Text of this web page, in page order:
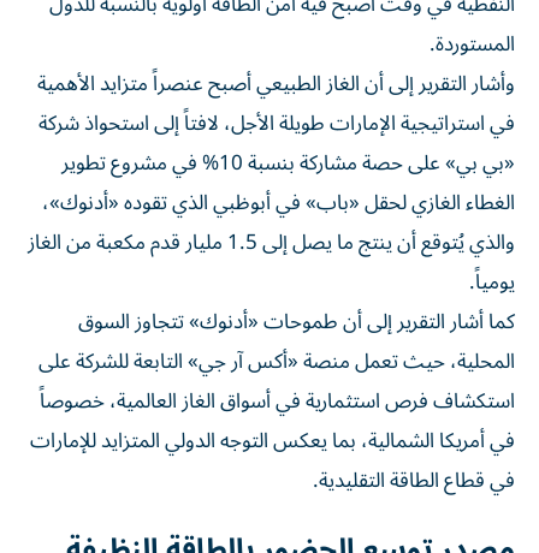
المستوردة.
وأشار التقرير إلى أن الغاز الطبيعي أصبح عنصراً متزايد الأهمية
في استراتيجية الإمارات طويلة الأجل، لافتاً إلى استحواذ شركة
«بي بي» على حصة مشاركة بنسبة 10% في مشروع تطوير
الغطاء الغازي لحقل «باب» في أبوظبي الذي تقوده «أدنوك»،
والذي يُتوقع أن ينتج ما يصل إلى 1.5 مليار قدم مكعبة من الغاز
يومياً.
كما أشار التقرير إلى أن طموحات «أدنوك» تتجاوز السوق
المحلية، حيث تعمل منصة «أكس آر جي» التابعة للشركة على
استكشاف فرص استثمارية في أسواق الغاز العالمية، خصوصاً
في أمريكا الشمالية، بما يعكس التوجه الدولي المتزايد للإمارات
في قطاع الطاقة التقليدية.